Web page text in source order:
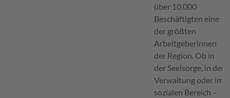
über 10.000
Beschäftigten eine
der größten
Arbeitgeberinnen
der Region. Ob in
der Seelsorge, in der
Verwaltung oder im
sozialen Bereich –